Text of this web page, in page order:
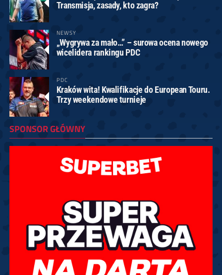
Transmisja, zasady, kto zagra?
NEWSY
„Wygrywa za mało…” – surowa ocena nowego
wicelidera rankingu PDC
PDC
Kraków wita! Kwalifikacje do European Touru.
Trzy weekendowe turnieje
SPONSOR GŁÓWNY